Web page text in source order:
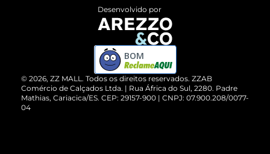
ZZ MALL é confiável
Cartão Presente
Vendas Corporativas
Devolução do Produto
Compre pelo WhatsApp
© 2026, ZZ MALL. Todos os direitos reservados. ZZAB
Comércio de Calçados Ltda. | Rua África do Sul, 2280. Padre
Mathias, Cariacica/ES. CEP: 29157-900 | CNPJ: 07.900.208/0077-
04
Desenvolvido por
BOM